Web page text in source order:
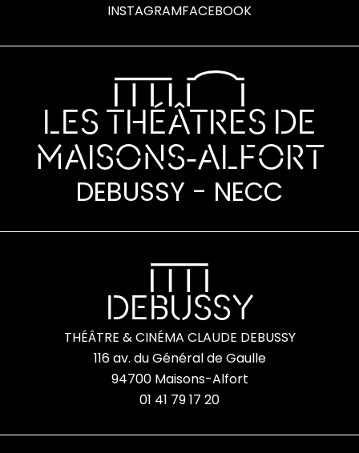
INSTAGRAMFACEBOOK
LES THÉÂTRES DE
MAISONS-ALFORT
DEBUSSY - NECC
DEBUSSY
THÉÂTRE & CINÉMA CLAUDE DEBUSSY
116 av. du Général de Gaulle
94700 Maisons-Alfort
01 41 79 17 20